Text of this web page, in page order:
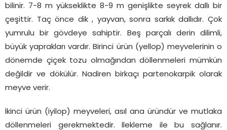
bilinir. 7-8 m yükseklikte 8-9 m genişlikte seyrek dallı bir
çeşittir. Taç önce dik , yayvan, sonra sarkık dallıdır. Çok
yumrulu bir gövdeye sahiptir. Beş parçalı derin dilimli,
büyük yaprakları vardır. Birinci ürün (yellop) meyvelerinin o
dönemde çiçek tozu olmağından döllenmeleri mümkün
değildir ve dökülür. Nadiren birkaçı partenokarpik olarak
meyve verir.
İkinci ürün (iyilop) meyveleri, asıl ana üründür ve mutlaka
döllenmeleri gerekmektedir. İlekleme ile bu sağlanır.